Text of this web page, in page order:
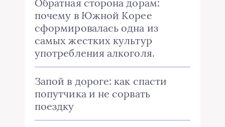
Обратная сторона дорам:
почему в Южной Корее
сформировалась одна из
самых жестких культур
употребления алкоголя.
Запой в дороге: как спасти
попутчика и не сорвать
поездку